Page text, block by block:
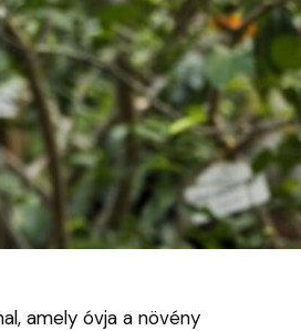
amely óvja a növény